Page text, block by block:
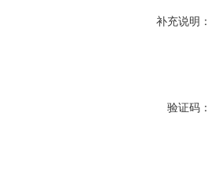
补充说明
验证码